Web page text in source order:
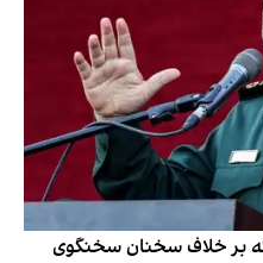
بر خلاف سخنان سخنگوی